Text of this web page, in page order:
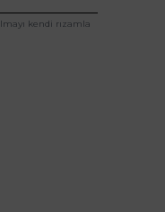
kendi rızamla